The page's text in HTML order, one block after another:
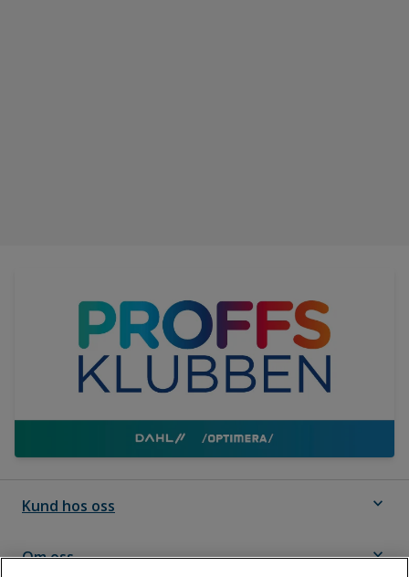
Kund hos oss expand_more
Om oss expand_more